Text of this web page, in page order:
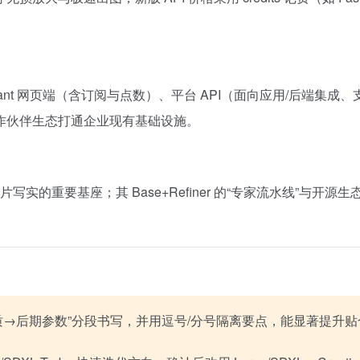
网页端（含订阅与点数）、平台 API（面向应用/后端集成
伴生态打通企业现有基础设施。
写实的重要基座；其 Base+Refiner 的“专家流水线”与开源
期参数”分段书写，并用逗号/分号隔离要点，能显著提升